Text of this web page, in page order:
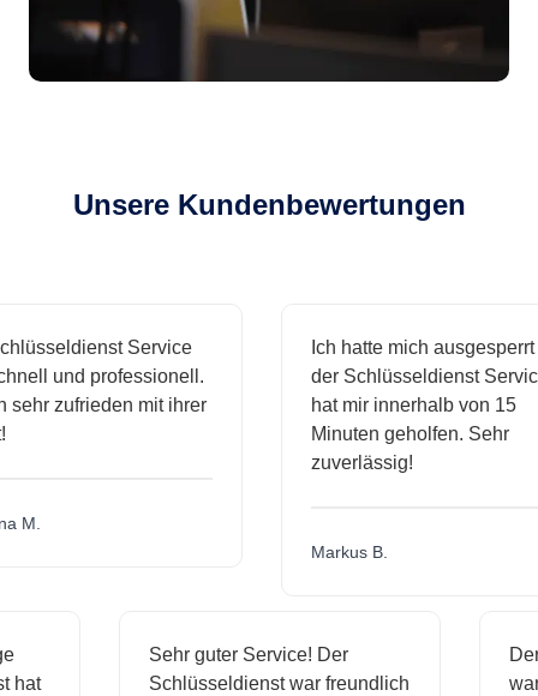
Unsere Kundenbewertungen
Service
und professionell.
zufrieden mit ihrer
M.
Ich hatte mich ausgesperrt
der Schlüsseldienst Service
hat mir innerhalb von 15
Minuten geholfen. Sehr
zuverlässig!
Markus B.
hat
Sehr guter Service! Der
Schlüsseldienst war freundlich